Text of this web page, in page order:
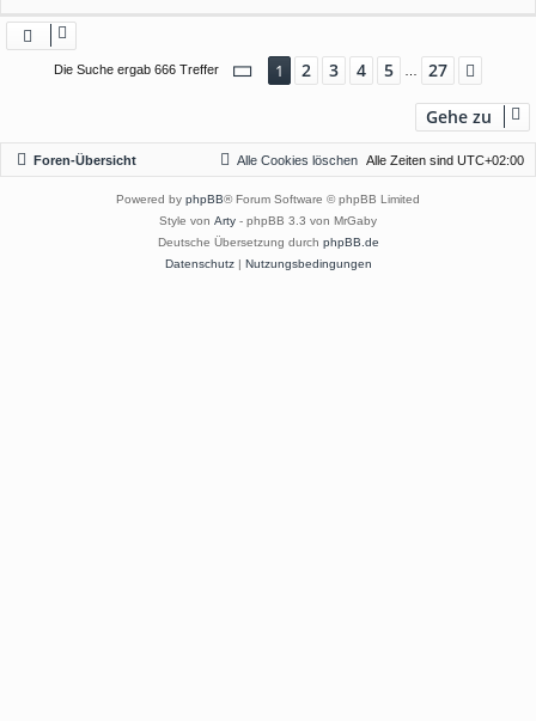
Die Suche ergab 666 Treffer Seite 1 von 27
1 2 3 4 5 27
Gehe zu
Foren-Übersicht Alle Zeiten sind UTC+02:00
Alle Cookies löschen
Powered by phpBB® Forum Software © phpBB Limited
Style von Arty - phpBB 3.3 von MrGaby
Deutsche Übersetzung durch phpBB.de
Datenschutz| Nutzungsbedingungen